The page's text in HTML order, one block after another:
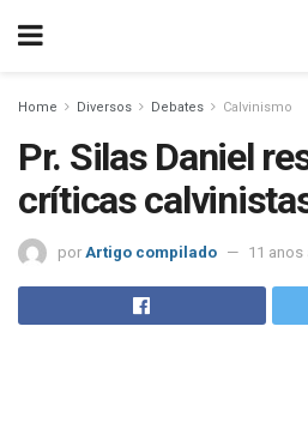
Home Diversos Debates Calvinismo
Pr. Silas Daniel
críticas
por Artigo compilado 11 anos